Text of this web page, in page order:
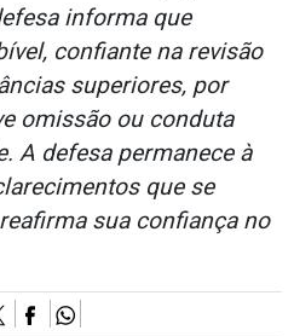
informa que
confiante na revisão
superiores, por
omissão ou conduta
A defesa permanece à
que se
sua confiança no